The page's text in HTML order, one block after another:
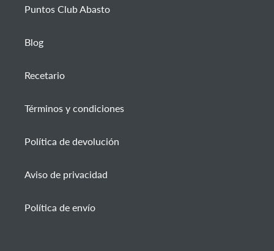
Puntos Club Abasto
Blog
Recetario
Términos y condiciones
Política de devolución
Aviso de privacidad
Política de envío